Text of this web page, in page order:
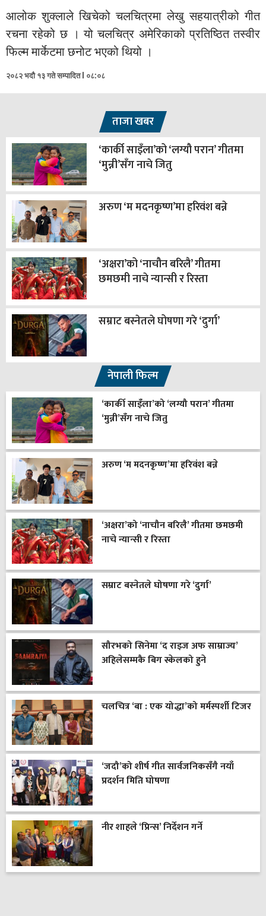
आलोक शुक्लाले खिचेको चलचित्रमा लेखु सहयात्रीको गीत
रचना रहेको छ । यो चलचित्र अमेरिकाको प्रतिष्ठित तस्वीर
फिल्म मार्केटमा छनोट भएको थियो ।
२०८२ भदौ १३ गते सम्पादित l ०८:०८
ताजा खबर
‘कार्की साइँला’को ‘लग्यौ परान’ गीतमा
‘मुन्नी’सँग नाचे जितु
अरुण ‘म मदनकृष्ण’मा हरिवंश बन्ने
‘अक्षरा’को ‘नाचौन बरिलै’ गीतमा
छमछमी नाचे न्यान्सी र रिस्ता
सम्राट बस्नेतले घोषणा गरे ‘दुर्गा’
नेपाली फिल्म
‘कार्की साइँला’को ‘लग्यौ परान’ गीतमा
‘मुन्नी’सँग नाचे जितु
अरुण ‘म मदनकृष्ण’मा हरिवंश बन्ने
‘अक्षरा’को ‘नाचौन बरिलै’ गीतमा छमछमी
नाचे न्यान्सी र रिस्ता
सम्राट बस्नेतले घोषणा गरे ‘दुर्गा’
सौरभको सिनेमा ‘द राइज अफ साम्राज्य’
अहिलेसम्मकै बिग स्केलको हुने
चलचित्र ‘बा : एक योद्धा’को मर्मस्पर्शी टिजर
‘जदौ’को शीर्ष गीत सार्वजनिकसँगै नयाँ
प्रदर्शन मिति घोषणा
नीर शाहले ‘प्रिन्स’ निर्देशन गर्ने